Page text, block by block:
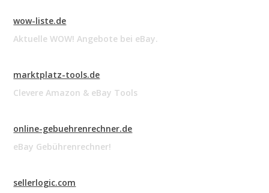
wow-liste.de
Aktuelle WOW! Angebote bei eBay.
marktplatz-tools.de
Clevere Amazon & eBay Tools
online-gebuehrenrechner.de
eBay Gebührenrechner!
sellerlogic.com